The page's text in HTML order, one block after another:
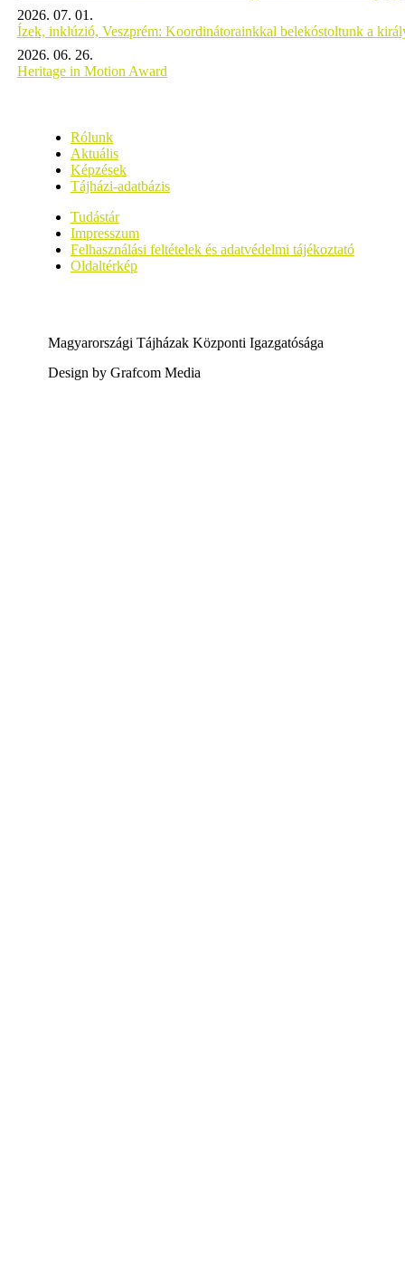
2026. 07. 01.
Ízek, inklúzió, Veszprém: Koordinátorainkkal belekóstoltunk a
2026. 06. 26.
Heritage in Motion Award
Rólunk
Aktuális
Képzések
Tájházi-adatbázis
Tudástár
Impresszum
Felhasználási feltételek és adatvédelmi tájékoztató
Oldaltérkép
Magyarországi Tájházak Központi Igazgatósága
Design by Grafcom Media